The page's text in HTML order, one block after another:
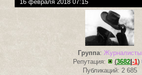
16 февраля 2018 07:15
Группа: Журналисты
Репутация:
(3682 -1)
Публикаций: 2 685